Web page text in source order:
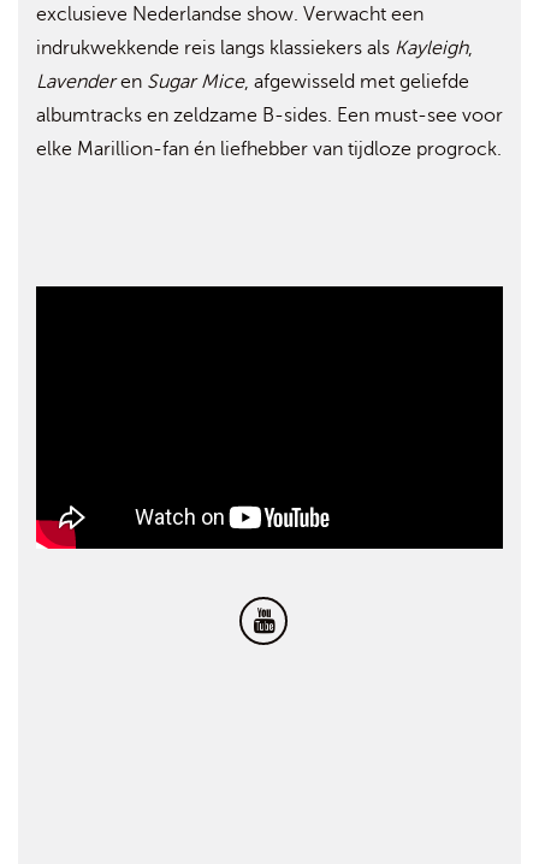
exclusieve Nederlandse show. Verwacht een
indrukwekkende reis langs klassiekers als Kayleigh,
Lavenderen Sugar Mice, afgewisseld met geliefde
albumtracks en zeldzame B-sides. Een must-see voor
elke Marillion-fan én liefhebber van tijdloze progrock.